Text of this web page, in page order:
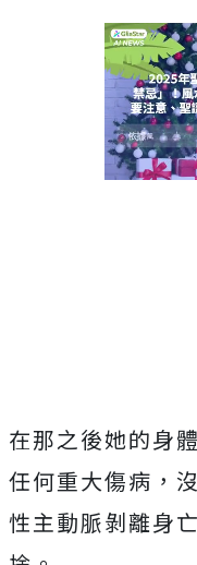
在那之後她的身
任何重大傷病，
性主動脈剝離身